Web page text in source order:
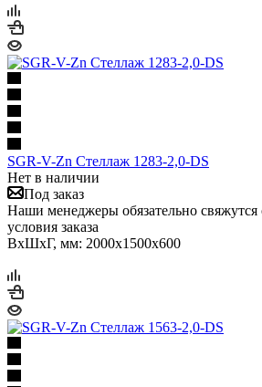
SGR-V-Zn Стеллаж 1283-2,0-DS
Нет в наличии
Под заказ
Наши менеджеры обязательно свяжутся
условия заказа
ВхШхГ, мм: 2000x1500x600